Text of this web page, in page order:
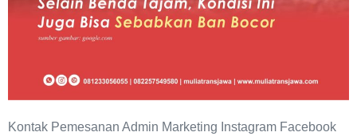
Kontak Pemesanan Admin Marketing Instagram Facebook